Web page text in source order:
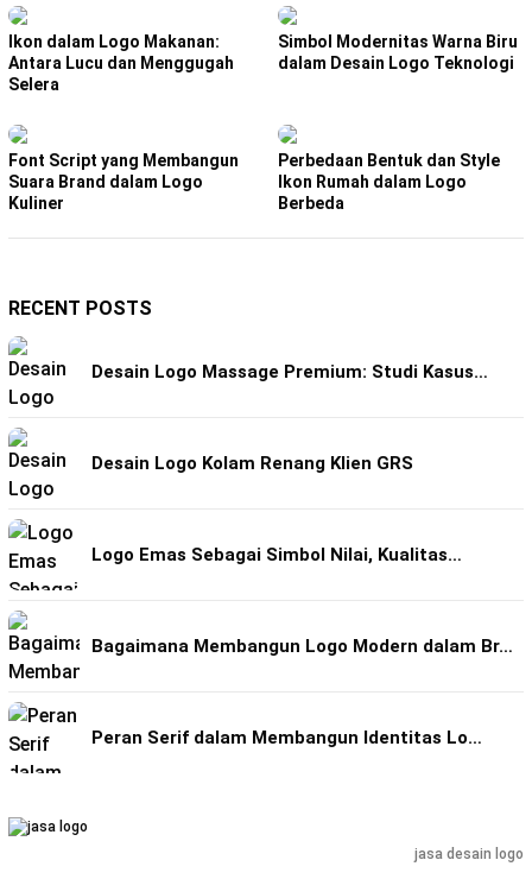
Ikon dalam Logo Makanan:
Antara Lucu dan Menggugah
Selera
Simbol Modernitas Warna Biru
dalam Desain Logo Teknologi
Font Script yang Membangun
Suara Brand dalam Logo
Kuliner
Perbedaan Bentuk dan Style
Ikon Rumah dalam Logo
Berbeda
RECENT POSTS
Desain Logo Massage Premium: Studi Kasus…
Desain Logo Kolam Renang Klien GRS
Logo Emas Sebagai Simbol Nilai, Kualitas…
Bagaimana Membangun Logo Modern dalam Br…
Peran Serif dalam Membangun Identitas Lo…
jasa desain logo